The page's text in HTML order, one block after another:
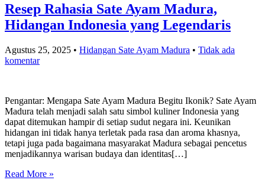
Resep Rahasia Sate Ayam Madura,
Hidangan Indonesia yang Legendaris
Agustus 25, 2025 • Hidangan Sate Ayam Madura • Tidak ada
komentar
Pengantar: Mengapa Sate Ayam Madura Begitu Ikonik? Sate Ayam
Madura telah menjadi salah satu simbol kuliner Indonesia yang
dapat ditemukan hampir di setiap sudut negara ini. Keunikan
hidangan ini tidak hanya terletak pada rasa dan aroma khasnya,
tetapi juga pada bagaimana masyarakat Madura sebagai pencetus
menjadikannya warisan budaya dan identitas[…]
Read More »